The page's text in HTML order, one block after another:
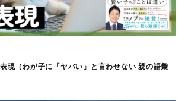
（わが子に「ヤバい」と言わせない 親の語彙